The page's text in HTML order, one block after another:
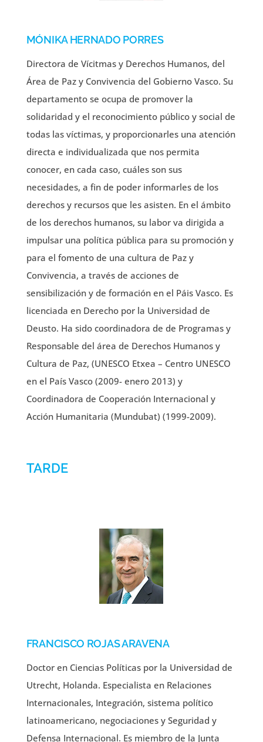
MÓNIKA HERNADO PORRES
Directora de Vícitmas y Derechos Humanos, del
Área de Paz y Convivencia del Gobierno Vasco. Su
departamento se ocupa de promover la
solidaridad y el reconocimiento público y social de
todas las víctimas, y proporcionarles una atención
directa e individualizada que nos permita
conocer, en cada caso, cuáles son sus
necesidades, a fin de poder informarles de los
derechos y recursos que les asisten. En el ámbito
de los derechos humanos, su labor va dirigida a
impulsar una política pública para su promoción y
para el fomento de una cultura de Paz y
Convivencia, a través de acciones de
sensibilización y de formación en el Páis Vasco. Es
licenciada en Derecho por la Universidad de
Deusto. Ha sido coordinadora de de Programas y
Responsable del área de Derechos Humanos y
Cultura de Paz, (UNESCO Etxea – Centro UNESCO
en el País Vasco (2009- enero 2013) y
Coordinadora de Cooperación Internacional y
Acción Humanitaria (Mundubat) (1999-2009).
TARDE
FRANCISCO ROJAS ARAVENA
Doctor en Ciencias Políticas por la Universidad de
Utrecht, Holanda. Especialista en Relaciones
Internacionales, Integración, sistema político
latinoamericano, negociaciones y Seguridad y
Defensa Internacional. Es miembro de la Junta